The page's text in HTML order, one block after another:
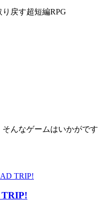
戻す超短編RPG
んなゲームはいかがです